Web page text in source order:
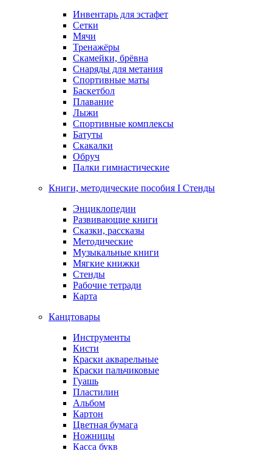
Инвентарь для эстафет
Сетки
Мячи
Тренажёры
Скамейки, брёвна
Снаряды для метания
Спортивные маты
Баскетбол
Плавание
Лыжи
Спортивные комплексы
Батуты
Скакалки
Обруч
Палки гимнастические
Книги, методические пособия I Стенды
Энциклопедии
Развивающие книги
Сказки, рассказы
Методические
Музыкальные книги
Мягкие книжки
Стенды
Рабочие тетради
Карта
Канцтовары
Инструменты
Кисти
Краски акварельные
Краски пальчиковые
Гуашь
Пластилин
Альбом
Картон
Цветная бумага
Ножницы
Касса букв